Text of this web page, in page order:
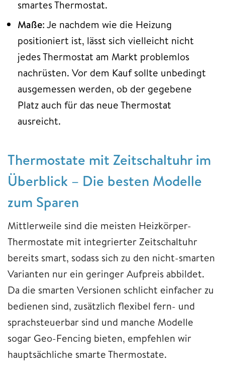
smartes Thermostat.
Maße: Je nachdem wie die Heizung
positioniert ist, lässt sich vielleicht nicht
jedes Thermostat am Markt problemlos
nachrüsten. Vor dem Kauf sollte unbedingt
ausgemessen werden, ob der gegebene
Platz auch für das neue Thermostat
ausreicht.
Thermostate mit Zeitschaltuhr im
Überblick – Die besten Modelle
zum Sparen
Mittlerweile sind die meisten Heizkörper-
Thermostate mit integrierter Zeitschaltuhr
bereits smart, sodass sich zu den nicht-smarten
Varianten nur ein geringer Aufpreis abbildet.
Da die smarten Versionen schlicht einfacher zu
bedienen sind, zusätzlich flexibel fern- und
sprachsteuerbar sind und manche Modelle
sogar Geo-Fencing bieten, empfehlen wir
hauptsächliche smarte Thermostate.